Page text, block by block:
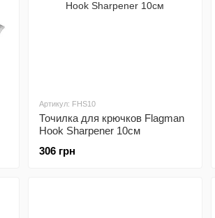
Артикул: FHS10
Точилка для крючков Flagman
Hook Sharpener 10см
306 грн